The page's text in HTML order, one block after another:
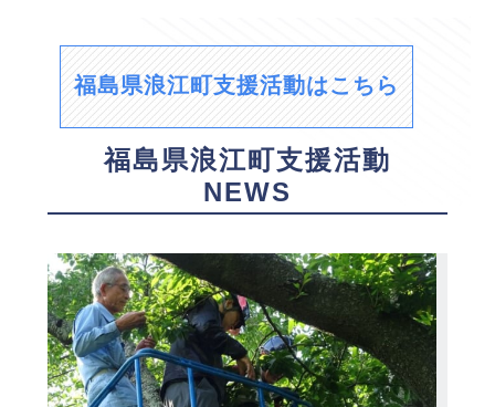
福島県浪江町支援活動はこちら
福島県浪江町支援活動
NEWS